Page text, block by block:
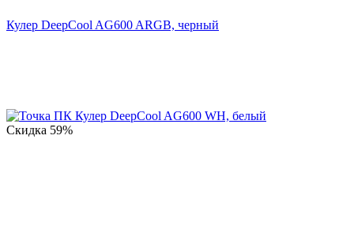
Кулер DeepCool AG600 ARGB, черный
Скидка 59%